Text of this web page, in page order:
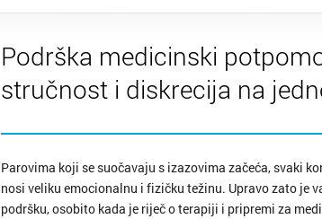
Podrška medicinski
stručnost i diskrecija na
Parovima koji se suočavaju s izazovima začeća, svaki
nosi veliku emocionalnu i fizičku težinu. Upravo zato je
podršku, osobito kada je riječ o terapiji i pripremi za